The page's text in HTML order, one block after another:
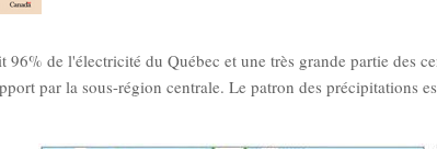
de l'électricité du Québec et une très grande partie des
par la sous-région centrale. Le patron des précipitations